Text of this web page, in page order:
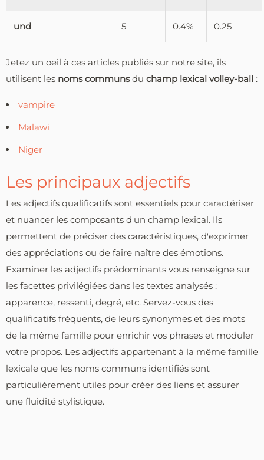
und 5 0.4% 0.25
Jetez un oeil à ces articles publiés sur notre site, ils
utilisent les noms communsdu champ lexical volley-ball :
vampire
Malawi
Niger
Les principaux adjectifs
Les adjectifs qualificatifs sont essentiels pour caractériser
et nuancer les composants d'un champ lexical. Ils
permettent de préciser des caractéristiques, d'exprimer
des appréciations ou de faire naître des émotions.
Examiner les adjectifs prédominants vous renseigne sur
les facettes privilégiées dans les textes analysés :
apparence, ressenti, degré, etc. Servez-vous des
qualificatifs fréquents, de leurs synonymes et des mots
de la même famille pour enrichir vos phrases et moduler
votre propos. Les adjectifs appartenant à la même famille
lexicale que les noms communs identifiés sont
particulièrement utiles pour créer des liens et assurer
une fluidité stylistique.